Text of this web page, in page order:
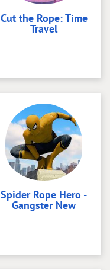
Cut the Rope: Time
Travel
Spider Rope Hero -
Gangster New